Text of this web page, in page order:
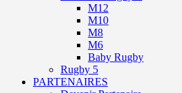
M12
M10
M8
M6
Baby Rugby
Rugby 5
PARTENAIRES